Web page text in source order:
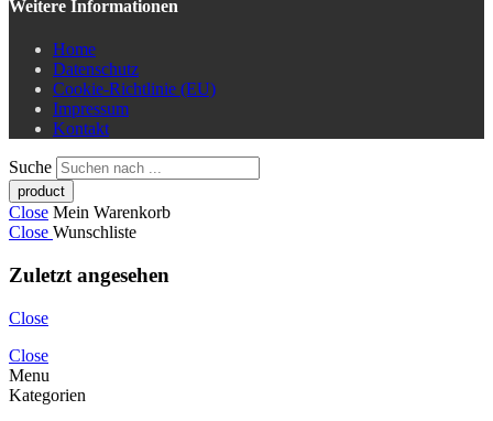
Weitere Informationen
Home
Datenschutz
Cookie-Richtlinie (EU)
Impressum
Kontakt
Suche
Close Mein Warenkorb
Close Wunschliste
Zuletzt angesehen
Close
Close
Menu
Kategorien